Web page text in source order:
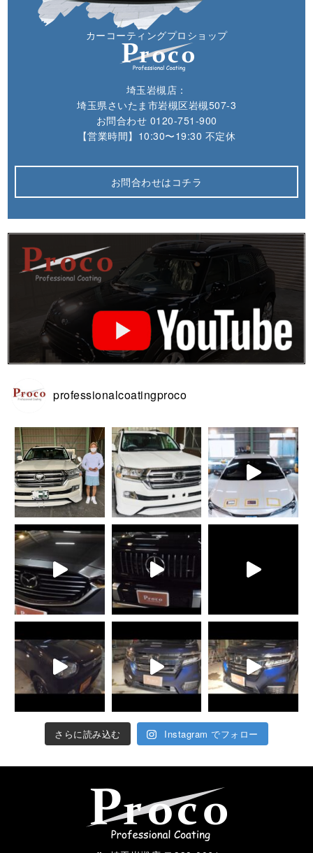
カーコーティングプロショップ
埼玉岩槻店：
埼玉県さいたま市岩槻区岩槻507-3
お問合わせ 0120-751-900
【営業時間】10:30〜19:30 不定休
お問合わせはコチラ
professionalcoatingproco
さらに読み込む Instagram でフォロー